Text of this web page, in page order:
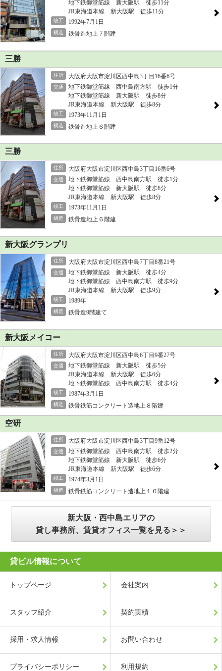
地下鉄御堂筋線 新大阪駅 徒歩11分
JR東海道本線 新大阪駅 徒歩11分
竣工 1992年7月1日
構造 鉄骨造地上７階建
三勝
住所 大阪府大阪市淀川区西中島3丁目16番6号
交通
地下鉄御堂筋線 西中島南方駅 徒歩1分
地下鉄御堂筋線 新大阪駅 徒歩8分
JR東海道本線 新大阪駅 徒歩8分
竣工 1973年11月1日
構造 鉄骨造地上６階建
三勝
住所 大阪府大阪市淀川区西中島3丁目16番6号
交通
地下鉄御堂筋線 西中島南方駅 徒歩1分
地下鉄御堂筋線 新大阪駅 徒歩8分
JR東海道本線 新大阪駅 徒歩8分
竣工 1973年11月1日
構造 鉄骨造地上６階建
新大阪グランプリ
住所 大阪府大阪市淀川区西中島7丁目8番21号
交通
地下鉄御堂筋線 新大阪駅 徒歩4分
地下鉄御堂筋線 西中島南方駅 徒歩9分
JR東海道本線 新大阪駅 徒歩9分
竣工 1989年
構造 鉄骨造9階建て
新大阪メイコー
住所 大阪府大阪市淀川区西中島6丁目9番27号
交通
地下鉄御堂筋線 新大阪駅 徒歩5分
JR東海道本線 新大阪駅 徒歩6分
地下鉄御堂筋線 西中島南方駅 徒歩4分
竣工 1987年3月1日
構造 鉄骨鉄筋コンクリート造地上８階建
空研
住所 大阪府大阪市淀川区西中島3丁目9番12号
交通
地下鉄御堂筋線 西中島南方駅 徒歩2分
地下鉄御堂筋線 新大阪駅 徒歩6分
JR東海道本線 新大阪駅 徒歩6分
竣工 1974年3月1日
構造 鉄骨鉄筋コンクリート造地上１０階建
新大阪・西中島エリアの
貸し事務所、賃貸オフィス一覧を見る＞＞
貸ビル情報について
トップページ 会社案内
スタッフ紹介 契約実績
採用・求人情報 お問い合わせ
プライバシーポリシー 利用規約